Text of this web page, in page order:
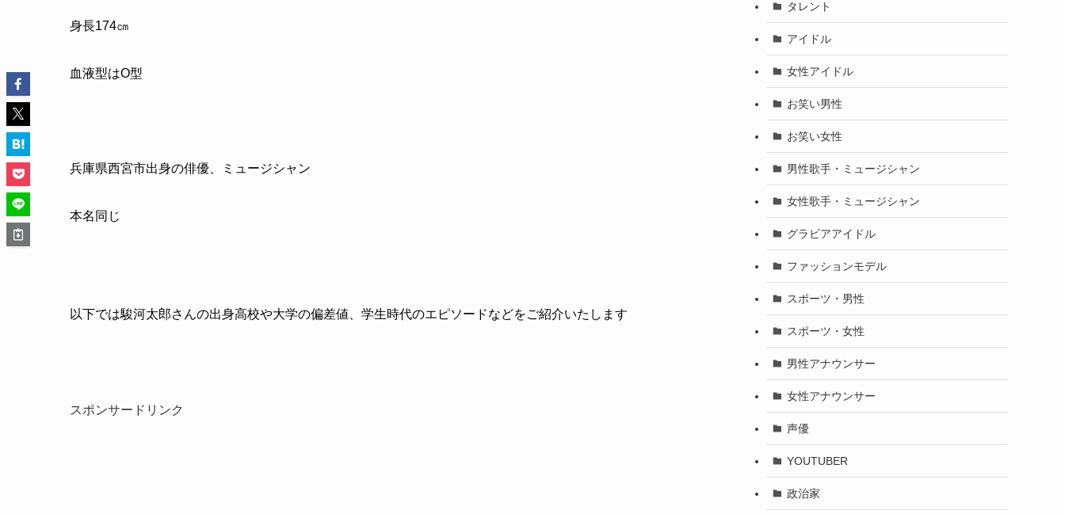
身長174㎝
血液型はO型
兵庫県西宮市出身の俳優、ミュージシャン
本名同じ
以下では駿河太郎さんの出身高校や大学の偏差値、学生時代のエピソードなどをご紹介いたします
スポンサードリンク
タレント
アイドル
女性アイドル
お笑い男性
お笑い女性
男性歌手・ミュージシャン
女性歌手・ミュージシャン
グラビアアイドル
ファッションモデル
スポーツ・男性
スポーツ・女性
男性アナウンサー
女性アナウンサー
声優
YOUTUBER
政治家